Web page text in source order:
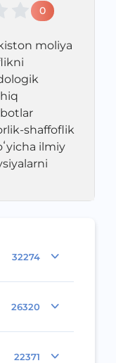
32274
26320
22371
0
moliya
shaffoflik
ilmiy